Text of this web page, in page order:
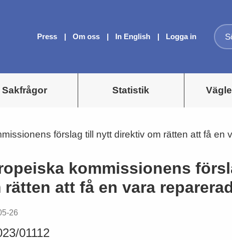
Press Om oss In English Logga in
Sakfrågor Statistik
förslag till nytt direktiv om rätten att få en
kommissionens
rätten att få en vara
26
01112